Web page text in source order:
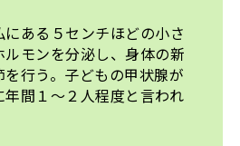
ある５センチほどの小さ
モンを分泌し、身体の新
行う。子どもの甲状腺が
間１～２人程度と言われ